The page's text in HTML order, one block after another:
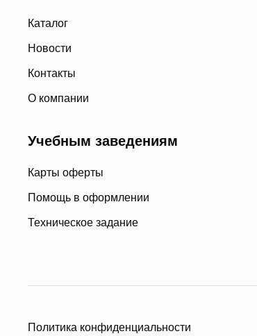
Каталог
Новости
Контакты
О компании
Учебным заведениям
Карты оферты
Помощь в оформлении
Техническое задание
Политика конфиденциальности